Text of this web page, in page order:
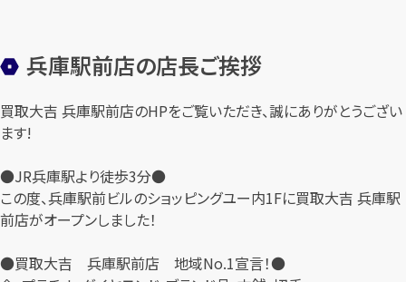
兵庫駅前店の店長ご挨拶
買取大吉 兵庫駅前店のHPをご覧いただき、誠にありがとうござい
ます!
●JR兵庫駅より徒歩3分●
この度、兵庫駅前ビルのショッピングユー内1Fに買取大吉 兵庫駅
前店がオープンしました！
●買取大吉 兵庫駅前店 地域No.1宣言！●